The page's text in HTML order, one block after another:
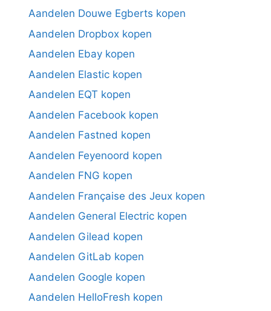
Aandelen Douwe Egberts kopen
Aandelen Dropbox kopen
Aandelen Ebay kopen
Aandelen Elastic kopen
Aandelen EQT kopen
Aandelen Facebook kopen
Aandelen Fastned kopen
Aandelen Feyenoord kopen
Aandelen FNG kopen
Aandelen Française des Jeux kopen
Aandelen General Electric kopen
Aandelen Gilead kopen
Aandelen GitLab kopen
Aandelen Google kopen
Aandelen HelloFresh kopen